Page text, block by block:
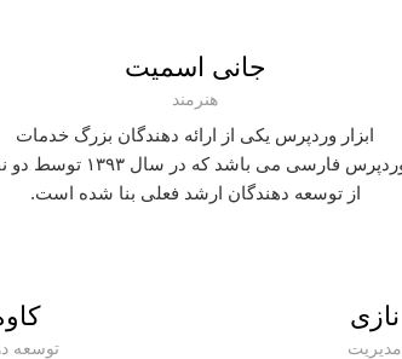
جانی اسمیت
هنرمند
ابزار وردپرس یکی از ارائه دهندگان بزرگ خدمات
وردپرس فارسی می باشد که در سال ۱۳۹۳
از توسعه دهندگان ارشد فعلی بنا شده است.
نازی
مدیریت توسعه